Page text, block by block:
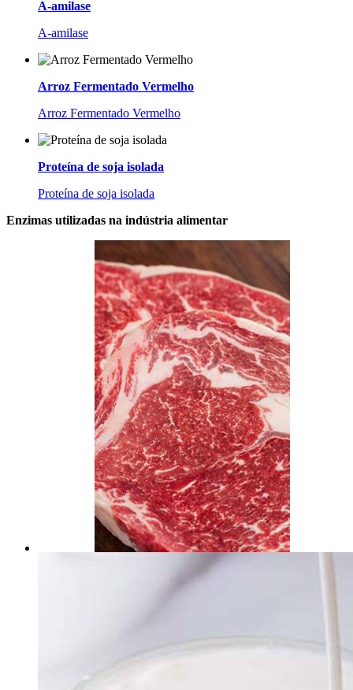
A-amilase
A-amilase
Arroz Fermentado Vermelho
Arroz Fermentado Vermelho
Proteína de soja isolada
Proteína de soja isolada
Enzimas utilizadas na indústria alimentar
Produtos à base de carne